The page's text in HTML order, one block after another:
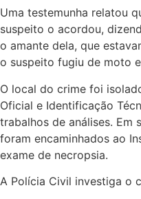
Uma testemunha relatou
suspeito o acordou,
o amante dela, que
o suspeito fugiu de moto
O local do crime foi
Oficial e Identificação
trabalhos de análises. Em
foram encaminhados ao
exame de necropsia.
A Polícia Civil investiga o